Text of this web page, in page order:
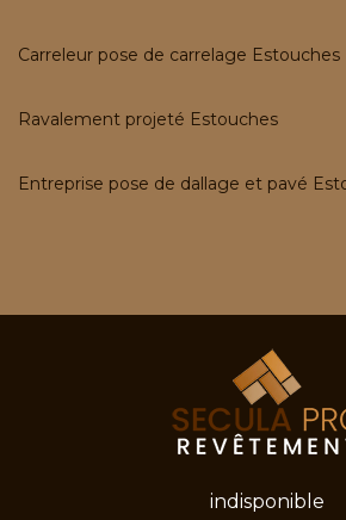
Carreleur pose de carrelage Estouches
Ravalement projeté Estouches
Entreprise pose de dallage et pavé
indisponible